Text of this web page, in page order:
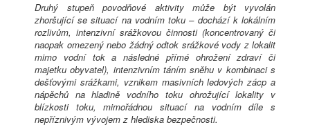
Druhý stupeň povodňové aktivity může být vyvolán
zhoršující se situací na vodním toku – dochází k lokálním
rozlivům, intenzivní srážkovou činnosti (koncentrovaný či
naopak omezený nebo žádný odtok srážkové vody z lokalit
mimo vodní tok a následné přímé ohrožení zdraví či
majetku obyvatel), intenzivním táním sněhu v kombinaci s
dešťovými srážkami, vznikem masivních ledových zácp a
nápěchů na hladině vodního toku ohrožující lokality v
blízkosti toku, mimořádnou situací na vodním díle s
nepříznivým vývojem z hlediska bezpečnosti.